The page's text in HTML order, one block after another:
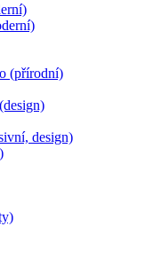
(přírodní)
design)